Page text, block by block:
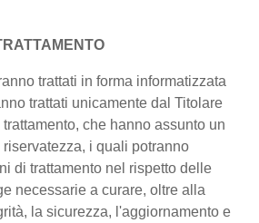
trattati in forma informatizzata
trattati unicamente dal Titolare
che hanno assunto un
i quali potranno
di trattamento nel rispetto delle
necessarie a curare, oltre alla
la sicurezza, l'aggiornamento e